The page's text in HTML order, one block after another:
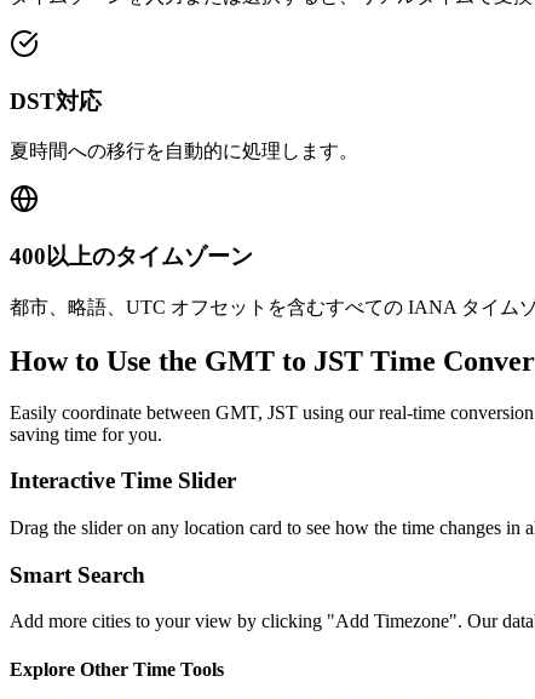
DST対応
夏時間への移行を自動的に処理します。
400以上のタイムゾーン
都市、略語、UTC オフセットを含むすべての IANA タイム
How to Use the GMT to JST Time
Easily coordinate between GMT, JST using our real-time
saving time for you.
Interactive Time Slider
Drag the slider on any location card to see how the time changes
Smart Search
Add more cities to your view by clicking "Add Timezone". Our
Explore Other Time Tools